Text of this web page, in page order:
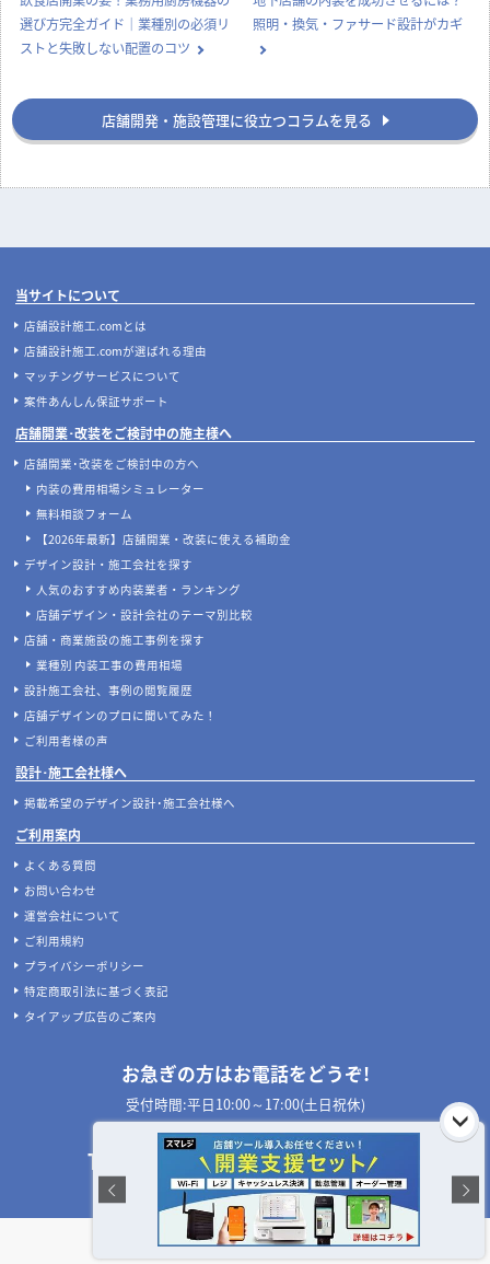
選び方完全ガイド｜業種別の必須リ
ストと失敗しない配置のコツ
照明・換気・ファサード設計がカギ
店舗開発・施設管理に役立つコラムを見る
当サイトについて
店舗設計施工.comとは
店舗設計施工.comが選ばれる理由
マッチングサービスについて
案件あんしん保証サポート
店舗開業･改装をご検討中の施主様へ
店舗開業･改装をご検討中の方へ
内装の費用相場シミュレーター
無料相談フォーム
【2026年最新】店舗開業・改装に使える補助金
デザイン設計・施工会社を探す
人気のおすすめ内装業者・ランキング
店舗デザイン・設計会社のテーマ別比較
店舗・商業施設の施工事例を探す
業種別 内装工事の費用相場
設計施工会社、事例の閲覧履歴
店舗デザインのプロに聞いてみた！
ご利用者様の声
設計･施工会社様へ
掲載希望のデザイン設計･施工会社様へ
ご利用案内
よくある質問
お問い合わせ
運営会社について
ご利用規約
プライバシーポリシー
特定商取引法に基づく表記
タイアップ広告のご案内
お急ぎの方はお電話をどうぞ!
受付時間:平日10:00～17:00(土日祝休)
TEL: 050-3533-1265
店舗設計施工.com 公式SNS